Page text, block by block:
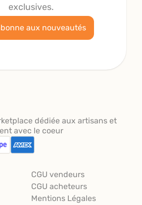
exclusives.
aux nouveautés
dédiée aux artisans et
avec le coeur
CGU vendeurs
CGU acheteurs
Mentions Légales